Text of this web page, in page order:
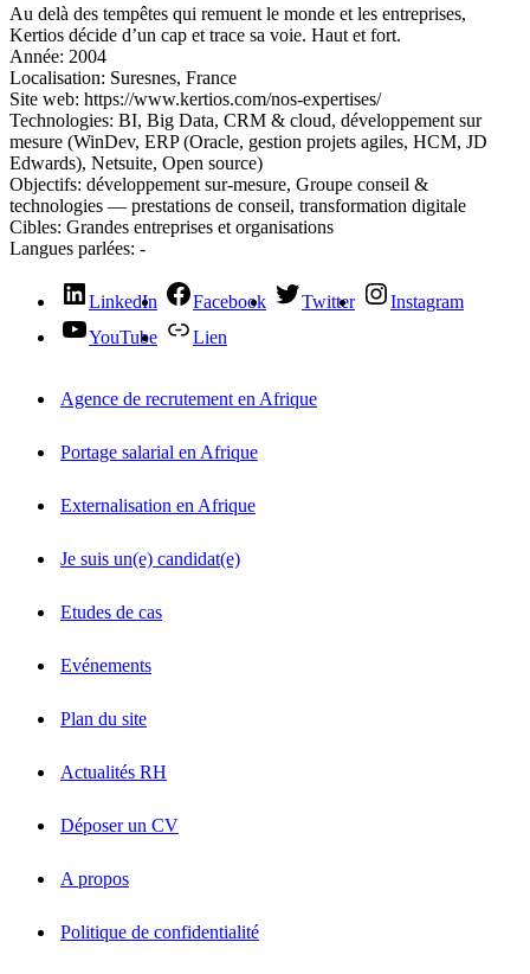
Au delà des tempêtes qui remuent le monde et les entreprises,
Kertios décide d’un cap et trace sa voie. Haut et fort.
Année: 2004
Localisation: Suresnes, France
Site web: https://www.kertios.com/nos-expertises/
Technologies: BI, Big Data, CRM & cloud, développement sur
mesure (WinDev, ERP (Oracle, gestion projets agiles, HCM, JD
Edwards), Netsuite, Open source)
Objectifs: développement sur-mesure, Groupe conseil &
technologies — prestations de conseil, transformation digitale
Cibles: Grandes entreprises et organisations
Langues parlées: -
LinkedIn Facebook Twitter
Instagram
YouTube
Lien
Agence de recrutement en Afrique
Portage salarial en Afrique
Externalisation en Afrique
Je suis un(e) candidat(e)
Etudes de cas
Evénements
Plan du site
Actualités RH
Déposer un CV
A propos
Politique de confidentialité